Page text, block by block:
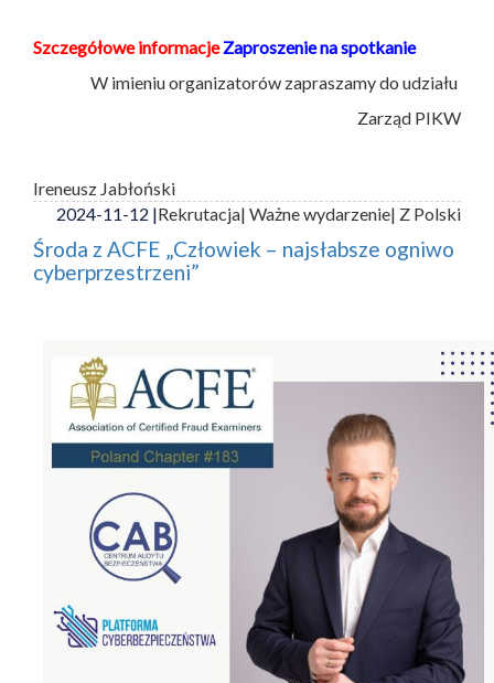
Szczegółowe informacje Zaproszenie na spotkanie
W imieniu organizatorów zapraszamy do udziału
Zarząd PIKW
Ireneusz Jabłoński
2024-11-12 |Rekrutacja| Ważne wydarzenie| Z Polski
Środa z ACFE „Człowiek – najsłabsze ogniwo
cyberprzestrzeni”